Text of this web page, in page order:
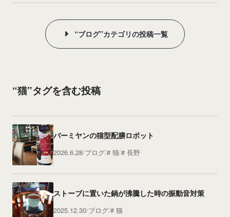
“ブログ”カテゴリの投稿一覧
“猫”タグを含む投稿
バーミヤンの猫型配膳ロボット
2026.6.28 ブログ 猫 長野
ストーブに置いた鍋が沸騰した時の振動音対策
2025.12.30 ブログ 猫